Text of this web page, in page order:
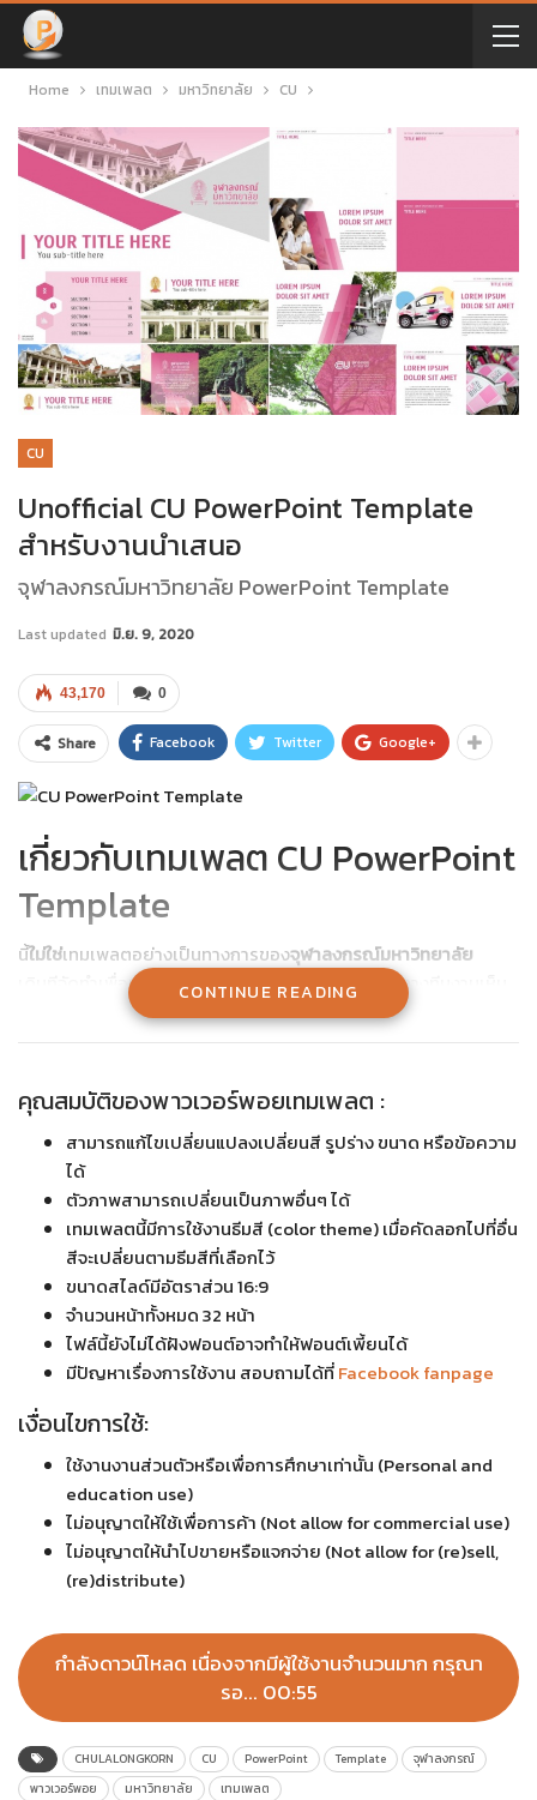
Home เทมเพลต มหาวิทยาลัย CU
CU
Unofficial CU PowerPoint Template
สำหรับงานนำเสนอ
จุฬาลงกรณ์มหาวิทยาลัย PowerPoint Template
Last updated มิ.ย. 9, 2020
0
43,170
Share Facebook Twitter Google+
เกี่ยวกับเทมเพลต CU PowerPoint
Template
นี้ใม่ใช่เทมเพลตอย่างเป็นทางการของจุฬาลงกรณ์มหาวิทยาลัย
เดิมทีจัดทำเพื่อนำเสนองานวิจัยของนักศึกษาท่านนึง ทางทีมงานเห็น
ว่าอาจเป็นประโยชน์ของบุคคลทั่วไป จึงทำมาเผยแพร่เพื่อเป็น
ประโยชน์ อย่างไรก็ตามรูปภาพที่ใช้ประกอบนี้นำมาจาก Internet จึง
ของมหาวิทยาลัย สามารถแจ้งทางธีมให้ลบได้ โดยติดต่อทางเพซบุค
CONTINUE READING
คุณสมบัติของพาวเวอร์พอยเทมเพลต :
สามารถแก้ไขเปลี่ยนแปลงเปลี่ยนสี รูปร่าง ขนาด หรือข้อความ
ได้
ตัวภาพสามารถเปลี่ยนเป็นภาพอื่นๆ ได้
เทมเพลตนี้มีการใช้งานธีมสี (color theme) เมื่อคัดลอกไปที่อื่น
สีจะเปลี่ยนตามธีมสีที่เลือกไว้
ขนาดสไลด์มีอัตราส่วน 16:9
จำนวนหน้าทั้งหมด 32 หน้า
ไฟล์นี้ยังไม่ได้ฝังฟอนต์อาจทำให้ฟอนต์เพี้ยนได้
มีปัญหาเรื่องการใช้งาน สอบถามได้ที่Facebook fanpage
เงื่อนไขการใช้:
ใช้งานงานส่วนตัวหรือเพื่อการศึกษาเท่านั้น (Personal and
education use)
ไม่อนุญาตให้ใช้เพื่อการค้า (Not allow for commercial use)
ไม่อนุญาตให้นำไปขายหรือแจกจ่าย (Not allow for (re)sell,
(re)distribute)
กำลังดาวน์โหลด เนื่องจากมีผู้ใช้งานจำนวนมาก กรุณา
รอ... 00:55
CHULALONGKORN CU PowerPoint Template
จุฬาลงกรณ์
พาวเวอร์พอย
มหาวิทยาลัย เทมเพลต